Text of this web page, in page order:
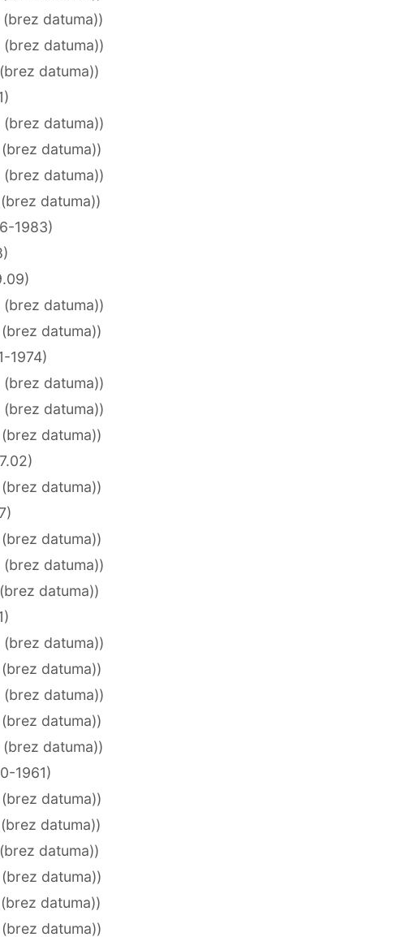
datuma))
datuma))
datuma))
datuma))
datuma))
datuma))
datuma))
1983)
datuma))
datuma))
1974)
datuma))
datuma))
datuma))
datuma))
datuma))
datuma))
datuma))
datuma))
datuma))
datuma))
datuma))
datuma))
1961)
datuma))
datuma))
datuma))
datuma))
datuma))
datuma))